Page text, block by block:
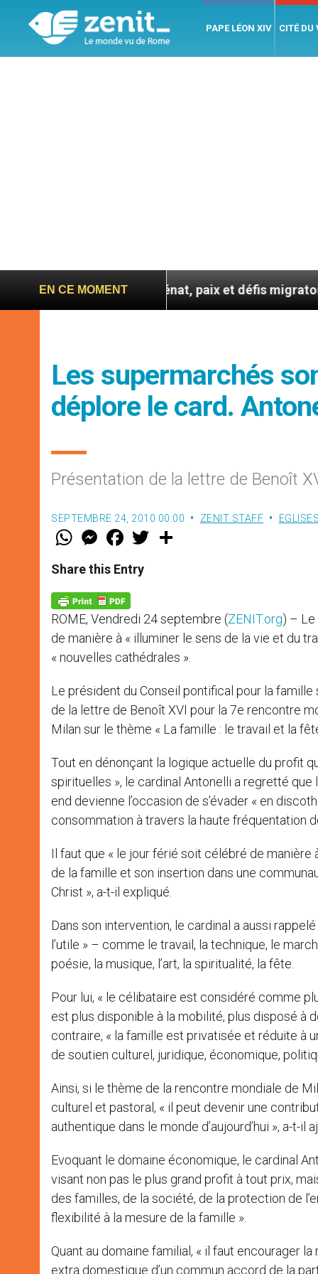
PAPE LÉON XIV CITÉ DU
EN CE MOMENT
catéchuménat, paix et défis migratoires
Les supermarchés
déplore le card.
Présentation de la lettre de Benoît
SEPTEMBRE 24, 2010 00:00 ZENIT STAFF
W
t
s
p
p
M
e
s
e
g
e
r
F
a
e
b
k
w
Share this Entry
ROME, Vendredi 24 septembre (ZENIT.org) – Le
de manière à « illuminer le sens de la vie et du
« nouvelles cathédrales ».
Le président du Conseil pontifical pour la
de la lettre de Benoît XVI pour la 7e rencontre
Milan sur le thème « La famille : le travail et la
Tout en dénonçant la logique actuelle du profit
spirituelles », le cardinal Antonelli a regretté
end devienne l’occasion de s’évader « en
consommation à travers la haute fréquentation
Il faut que « le jour férié soit célébré de
de la famille et son insertion dans une
Christ », a-t-il expliqué.
Dans son intervention, le cardinal a aussi
l’utile » – comme le travail, la technique, le
poésie, la musique, l’art, la spiritualité, la fête.
Pour lui, « le célibataire est considéré comme
est plus disponible à la mobilité, plus disposé à
contraire, « la famille est privatisée et réduite à
de soutien culturel, juridique, économique,
Ainsi, si le thème de la rencontre mondiale de
culturel et pastoral, « il peut devenir une
authentique dans le monde d’aujourd’hui », a-t-il
Evoquant le domaine économique, le cardinal
visant non pas le plus grand profit à tout prix,
des familles, de la société, de la protection de
flexibilité à la mesure de la famille ».
Quant au domaine familial, « il faut encourager
extra domestique d’un commun accord de la